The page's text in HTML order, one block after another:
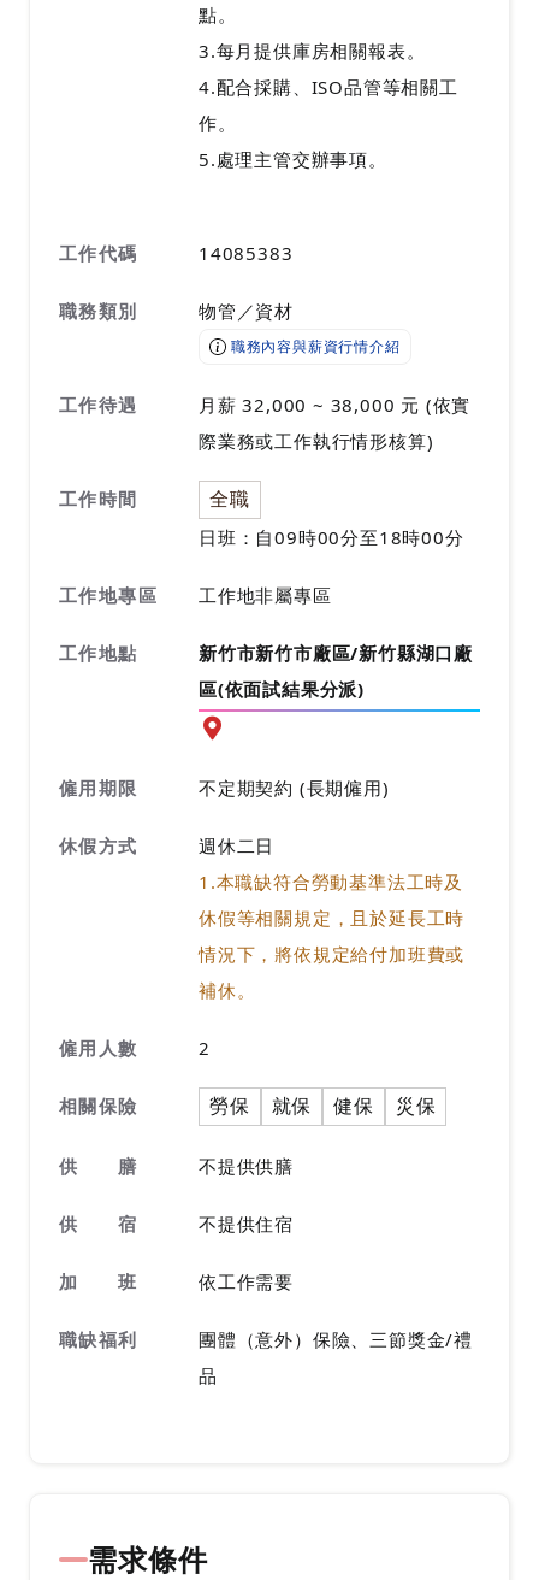
點。
3.每月提供庫房相關報表。
4.配合採購、ISO品管等相關工
作。
5.處理主管交辦事項。
工作代碼 14085383
職務類別 物管／資材
職務內容與薪資行情介紹
工作待遇
月薪 32,000 ~ 38,000 元 (依實
際業務或工作執行情形核算)
工作時間 全職
日班：自09時00分至18時00分
工作地專區 工作地非屬專區
工作地點
新竹市新竹市廠區/新竹縣湖口廠
區(依面試結果分派)
前往查看地圖
僱用期限 不定期契約 (長期僱用)
休假方式
週休二日
1.本職缺符合勞動基準法工時及
休假等相關規定，且於延長工時
情況下，將依規定給付加班費或
補休。
僱用人數 2
相關保險 勞保 就保 健保 災保
供 膳 不提供供膳
供 宿 不提供住宿
加 班 依工作需要
職缺福利
團體（意外）保險、三節獎金/禮
品
需求條件